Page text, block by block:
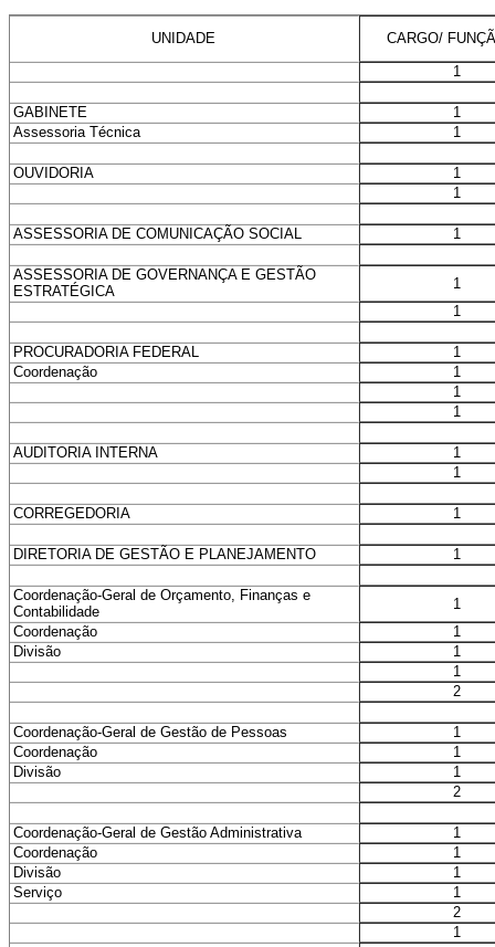
UNIDADE
CARGO/
1
GABINETE
1
Assessoria Técnica
1
OUVIDORIA
1
1
ASSESSORIA DE COMUNICAÇÃO SOCIAL 1
ASSESSORIA DE GOVERNANÇA E GESTÃO
ESTRATÉGICA
1
1
PROCURADORIA FEDERAL
1
Coordenação
1
1
1
AUDITORIA INTERNA
1
1
CORREGEDORIA 1
DIRETORIA DE GESTÃO E PLANEJAMENTO 1
Coordenação-Geral de Orçamento, Finanças e
Contabilidade
1
Coordenação
1
Divisão
1
1
2
Coordenação-Geral de Gestão de Pessoas
1
Coordenação
1
Divisão
1
2
Coordenação-Geral de Gestão Administrativa
1
Coordenação
1
Divisão
1
Serviço
1
2
1